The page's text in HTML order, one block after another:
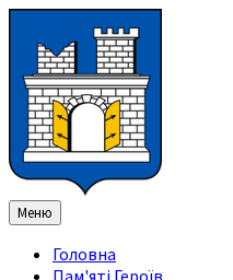
змісту
ліву
бічну
панель
праву
бічну
панель
нижнього
колонтитула
Меню
Головна
Пам'яті Героїв